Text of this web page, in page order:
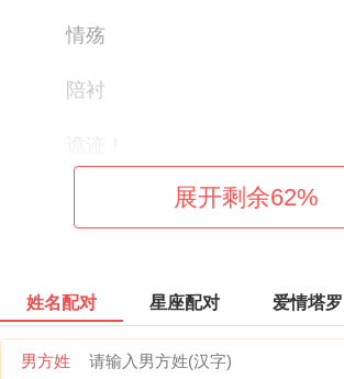
情殇
陪衬
展开剩余62%
姓名配对 星座配对 爱情塔罗
男方姓